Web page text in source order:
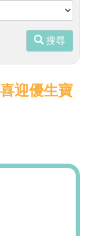
搜尋
迎優生寶